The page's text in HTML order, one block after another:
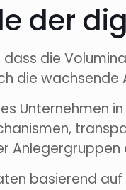
der
dass die
die
Unternehmen
basierend